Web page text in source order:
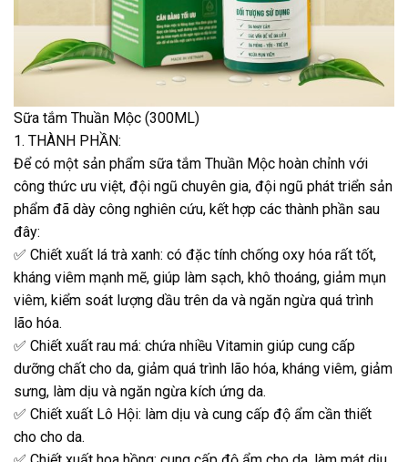
Sữa tắm Thuần Mộc (300ML)
1. THÀNH PHẦN:
Để có một sản phẩm sữa tắm Thuần Mộc hoàn chỉnh với
công thức ưu việt, đội ngũ chuyên gia, đội ngũ phát triển sản
phẩm đã dày công nghiên cứu, kết hợp các thành phần sau
đây:
✅ Chiết xuất lá trà xanh: có đặc tính chống oxy hóa rất tốt,
kháng viêm mạnh mẽ, giúp làm sạch, khô thoáng, giảm mụn
viêm, kiểm soát lượng dầu trên da và ngăn ngừa quá trình
lão hóa.
✅ Chiết xuất rau má: chứa nhiều Vitamin giúp cung cấp
dưỡng chất cho da, giảm quá trình lão hóa, kháng viêm, giảm
sưng, làm dịu và ngăn ngừa kích ứng da.
✅ Chiết xuất Lô Hội: làm dịu và cung cấp độ ẩm cần thiết
cho cho da.